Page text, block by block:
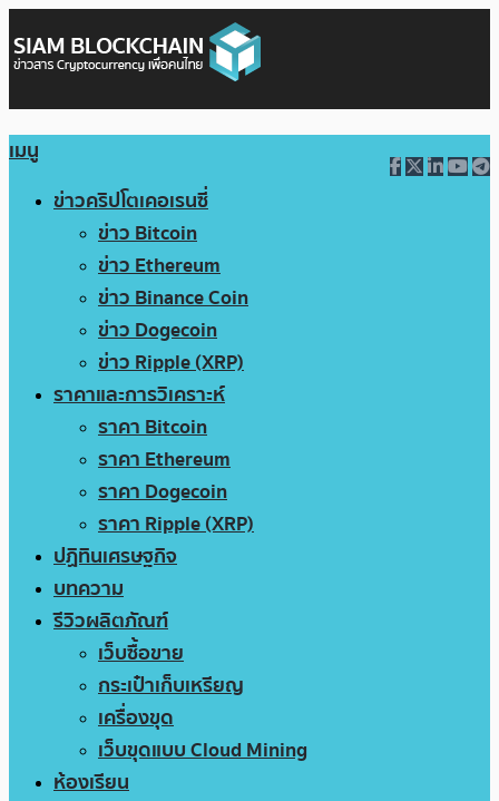
เมนู
ข่าวคริปโตเคอเรนซี่
ข่าว Bitcoin
ข่าว Ethereum
ข่าว Binance Coin
ข่าว Dogecoin
ข่าว Ripple (XRP)
ราคาและการวิเคราะห์
ราคา Bitcoin
ราคา Ethereum
ราคา Dogecoin
ราคา Ripple (XRP)
ปฏิทินเศรษฐกิจ
บทความ
รีวิวผลิตภัณฑ์
เว็บซื้อขาย
กระเป๋าเก็บเหรียญ
เครื่องขุด
เว็บขุดแบบ Cloud Mining
ห้องเรียน